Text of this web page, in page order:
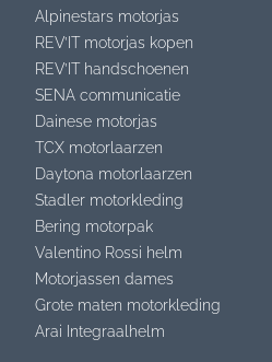
Alpinestars motorjas
REV’IT motorjas kopen
REV’IT handschoenen
SENA communicatie
Dainese motorjas
TCX motorlaarzen
Daytona motorlaarzen
Stadler motorkleding
Bering motorpak
Valentino Rossi helm
Motorjassen dames
Grote maten motorkleding
Arai Integraalhelm